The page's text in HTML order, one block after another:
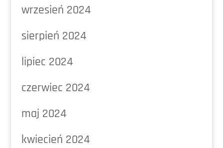
wrzesień 2024
sierpień 2024
lipiec 2024
czerwiec 2024
maj 2024
kwiecień 2024